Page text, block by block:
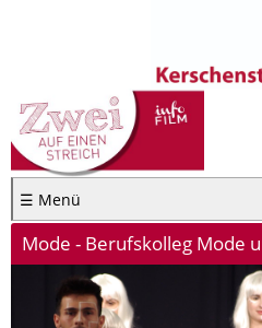
☰ Menü
Mode - Berufskolleg Mode